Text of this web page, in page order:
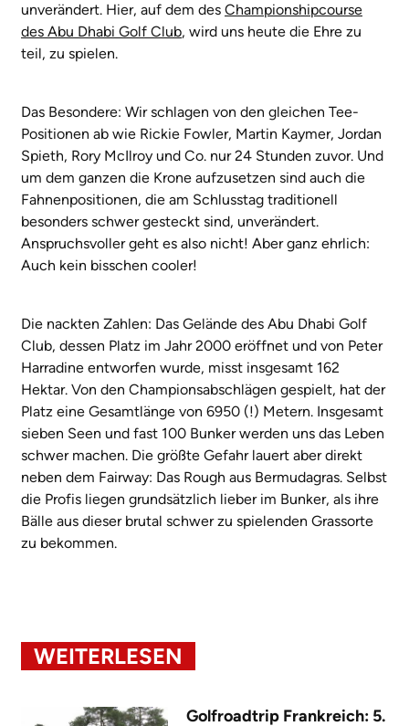
unverändert. Hier, auf dem des Championshipcourse
des Abu Dhabi Golf Club, wird uns heute die Ehre zu
teil, zu spielen.
Das Besondere: Wir schlagen von den gleichen Tee-
Positionen ab wie Rickie Fowler, Martin Kaymer, Jordan
Spieth, Rory McIlroy und Co. nur 24 Stunden zuvor. Und
um dem ganzen die Krone aufzusetzen sind auch die
Fahnenpositionen, die am Schlusstag traditionell
besonders schwer gesteckt sind, unverändert.
Anspruchsvoller geht es also nicht! Aber ganz ehrlich:
Auch kein bisschen cooler!
Die nackten Zahlen: Das Gelände des Abu Dhabi Golf
Club, dessen Platz im Jahr 2000 eröffnet und von Peter
Harradine entworfen wurde, misst insgesamt 162
Hektar. Von den Championsabschlägen gespielt, hat der
Platz eine Gesamtlänge von 6950 (!) Metern. Insgesamt
sieben Seen und fast 100 Bunker werden uns das Leben
schwer machen. Die größte Gefahr lauert aber direkt
neben dem Fairway: Das Rough aus Bermudagras. Selbst
die Profis liegen grundsätzlich lieber im Bunker, als ihre
Bälle aus dieser brutal schwer zu spielenden Grassorte
zu bekommen.
WEITERLESEN
Golfroadtrip Frankreich: 5.